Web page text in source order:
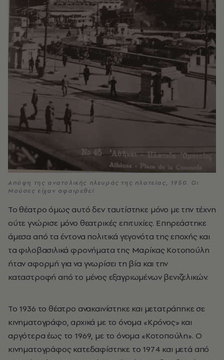
Απόψη της ανατολικής πλευράς της πλατείας, 1950. Οι
Μούσες είχαν αφαιρεθεί
Το θέατρο όμως αυτό δεν ταυτίστηκε μόνο με την τέχνη
ούτε γνώρισε μόνο θεατρικές επιτυχίες. Επηρεάστηκε
άμεσα από τα έντονα πολιτικά γεγονότα της εποχής και
τα φιλοβασιλικά φρονήματα της Μαρίκας Κοτοπούλη
ήταν αφορμή για να γνωρίσει τη βία και την
καταστροφή από το μένος εξαγριωμένων βενιζελικών.
Το 1936 το θέατρο ανακαινίστηκε και μετατράπηκε σε
κινηματογράφο, αρχικά με το όνομα «Κρόνος» και
αργότερα έως το 1969, με το όνομα «Κοτοπούλη». Ο
κινηματογράφος κατεδαφίστηκε το 1974 και μετά από